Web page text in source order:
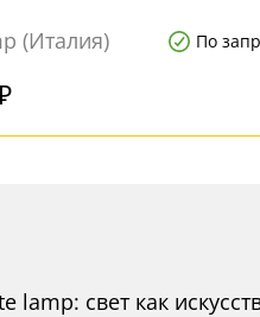
(Италия)
По
свет как